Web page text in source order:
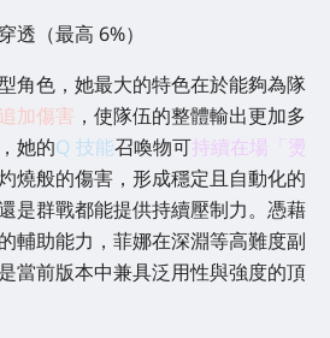
透（最高 6%）
角色，她最大的特色在於能夠為隊
加傷害 ，使隊伍的整體輸出更加多
她的Q 技能召喚物可持續在場「燙
燒般的傷害，形成穩定且自動化的
是群戰都能提供持續壓制力。憑藉
輔助能力，菲娜在深淵等高難度副
當前版本中兼具泛用性與強度的頂